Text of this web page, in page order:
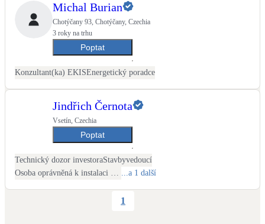
Michal Burian
Chotýčany 93, Chotýčany, Czechia
3 roky na trhu
Poptat
Konzultant(ka) EKISEnergetický poradce
Jindřich Černota
Vsetín, Czechia
Poptat
Technický dozor investoraStavbyvedoucí
...a 1 další
1